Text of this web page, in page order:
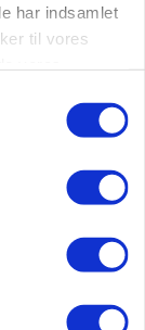
har indsamlet
til vores
og